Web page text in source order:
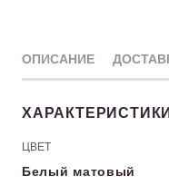
ОПИСАНИЕ
ХАРАКТЕРИСТИКИ
ЦВЕТ
Белый матовый